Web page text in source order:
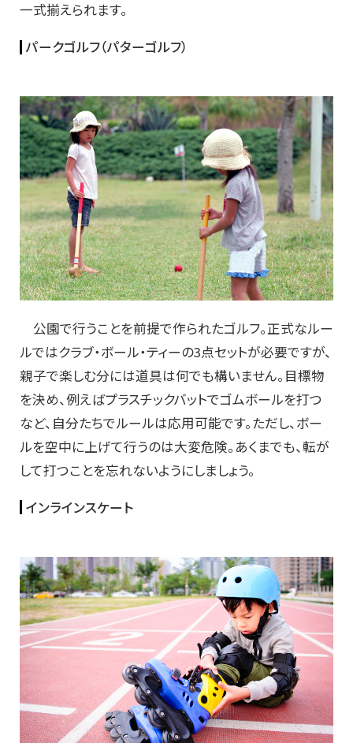
一式揃えられます。
パークゴルフ（パターゴルフ）
公園で行うことを前提で作られたゴルフ。正式なルー
ルではクラブ・ボール・ティーの3点セットが必要ですが、
親子で楽しむ分には道具は何でも構いません。目標物
を決め、例えばプラスチックバットでゴムボールを打つ
など、自分たちでルールは応用可能です。ただし、ボー
ルを空中に上げて行うのは大変危険。あくまでも、転が
して打つことを忘れないようにしましょう。
インラインスケート